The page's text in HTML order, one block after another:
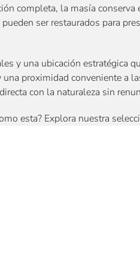
completa, la masía
ser restaurados para
y una ubicación estratégica
proximidad conveniente a
con la naturaleza sin
esta? Explora nuestra